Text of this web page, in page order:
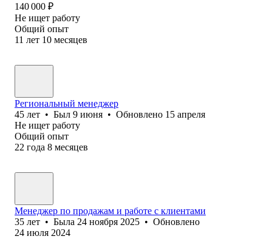
140 000 ₽
Не ищет работу
Общий опыт
11 лет 10 месяцев
Региональный менеджер
45 лет • Был 9 июня • Обновлено 15 апреля
Не ищет работу
Общий опыт
22 года 8 месяцев
Менеджер по продажам и работе с клиентами
35 лет • Была 24 ноября 2025 • Обновлено
24 июля 2024